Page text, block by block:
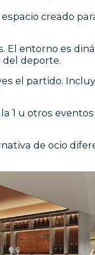
espacio creado
entorno es
deporte.
el partido.
1 u otros
de ocio